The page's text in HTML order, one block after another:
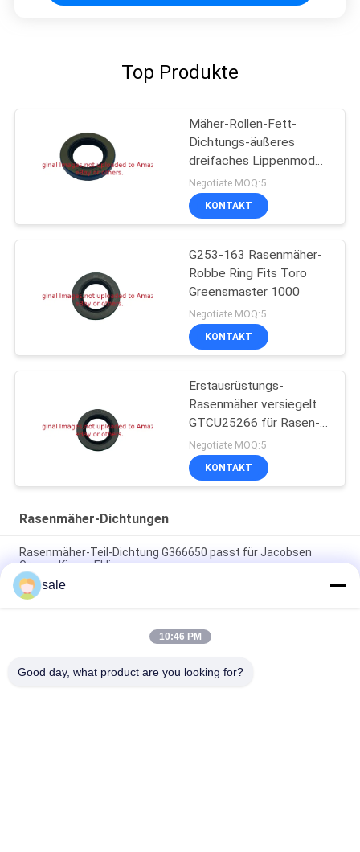
Top Produkte
Mäher-Rollen-Fett-
Dichtungs-äußeres
dreifaches Lippenmodell
G3004882 für Rasen-
Maschinerie
Negotiate MOQ:5
KONTAKT
G253-163 Rasenmäher-
Robbe Ring Fits Toro
Greensmaster 1000
Negotiate MOQ:5
KONTAKT
Erstausrüstungs-
Rasenmäher versiegelt
GTCU25266 für Rasen-
Ausrüstung
Negotiate MOQ:5
KONTAKT
Rasenmäher-Dichtungen
Rasenmäher-Teil-Dichtung G366650 passt für Jacobsen
Greens King u. Eklipse
Grünmäher Siegelring GR92287 passt Deere Bunker und
Feldfahrzeug
Bauteile für Rasenmäher Internal Oil Seal GM91399 Fits Deere
sale
10:46 PM
Good day, what product are you looking for?